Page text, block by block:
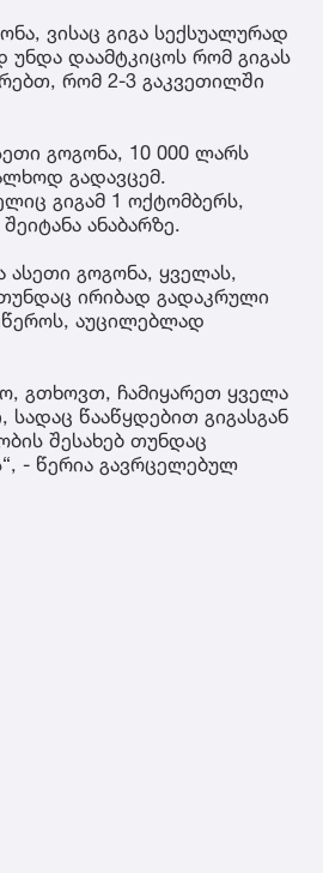
ვისაც გიგა სექსუალურად
დაამტკიცოს რომ გიგას
რომ 2-3 გაკვეთილში
გოგონა, 10 000 ლარს
გადავცემ.
გიგამ 1 ოქტომბერს,
ანაბარზე.
ასეთი გოგონა, ყველას,
ირიბად გადაკრული
აუცილებლად
გთხოვთ, ჩამიყარეთ ყველა
სადაც წააწყდებით გიგასგან
შესახებ თუნდაც
- წერია გავრცელებულ